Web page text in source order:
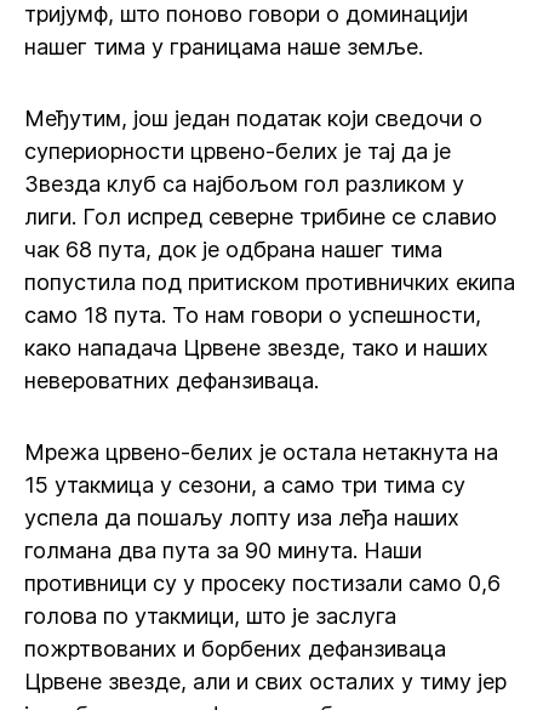
тријумф, што поново говори о доминацији
нашег тима у границама наше земље.
Међутим, још један податак који сведочи о
супериорности црвено-белих је тај да је
Звезда клуб са најбољом гол разликом у
лиги. Гол испред северне трибине се славио
чак 68 пута, док је одбрана нашег тима
попустила под притиском противничких екипа
само 18 пута. То нам говори о успешности,
како нападача Црвене звезде, тако и наших
невероватних дефанзиваца.
Мрежа црвено-белих је остала нетакнута на
15 утакмица у сезони, а само три тима су
успела да пошаљу лопту иза леђа наших
голмана два пута за 90 минута. Наши
противници су у просеку постизали само 0,6
голова по утакмици, што је заслуга
пожртвованих и борбених дефанзиваца
Црвене звезде, али и свих осталих у тиму јер